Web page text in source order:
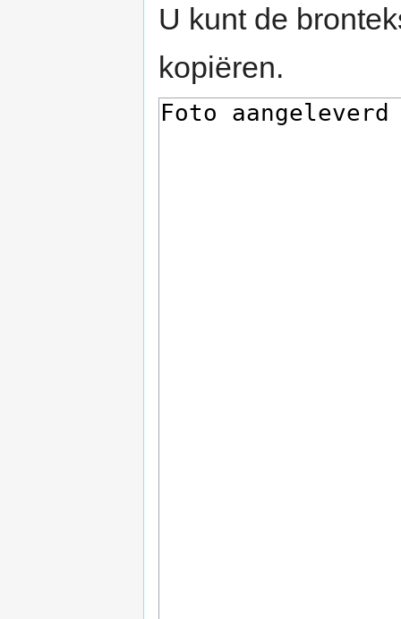
U kunt de
kopiëren.